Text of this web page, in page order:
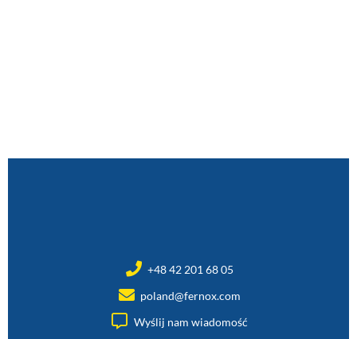
+48 42 201 68 05
poland@fernox.com
Wyślij nam wiadomość